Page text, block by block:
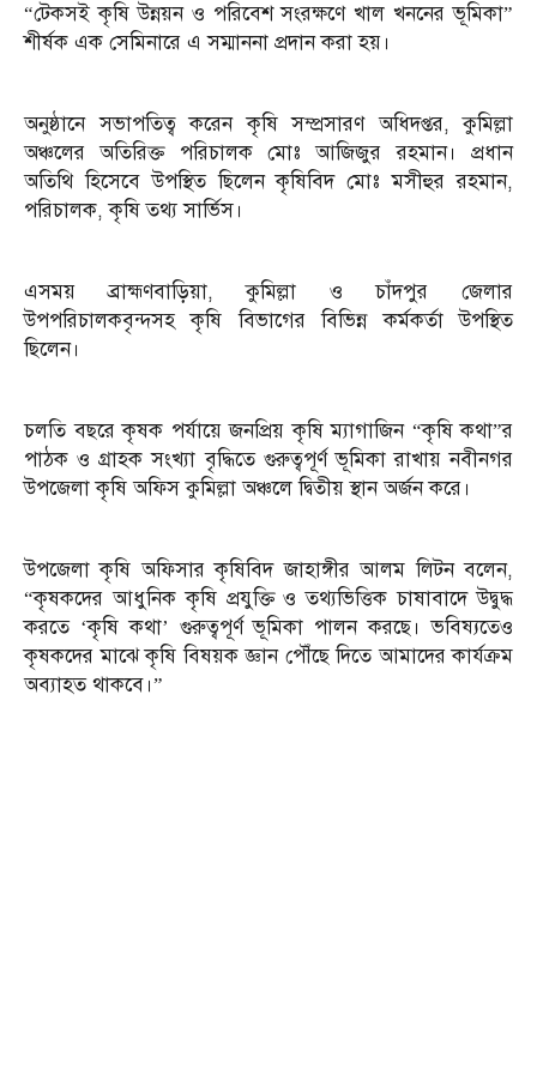
“টেকসই কৃষি উন্নয়ন ও পরিবেশ সংরক্ষণে খাল খননের ভূমিকা”
শীর্ষক এক সেমিনারে এ সম্মাননা প্রদান করা হয়।
অনুষ্ঠানে সভাপতিত্ব করেন কৃষি সম্প্রসারণ অধিদপ্তর, কুমিল্লা
অঞ্চলের অতিরিক্ত পরিচালক মোঃ আজিজুর রহমান। প্রধান
অতিথি হিসেবে উপস্থিত ছিলেন কৃষিবিদ মোঃ মসীহুর রহমান,
পরিচালক, কৃষি তথ্য সার্ভিস।
এসময় ব্রাহ্মণবাড়িয়া, কুমিল্লা ও চাঁদপুর জেলার
উপপরিচালকবৃন্দসহ কৃষি বিভাগের বিভিন্ন কর্মকর্তা উপস্থিত
ছিলেন।
চলতি বছরে কৃষক পর্যায়ে জনপ্রিয় কৃষি ম্যাগাজিন “কৃষি কথা”র
পাঠক ও গ্রাহক সংখ্যা বৃদ্ধিতে গুরুত্বপূর্ণ ভূমিকা রাখায় নবীনগর
উপজেলা কৃষি অফিস কুমিল্লা অঞ্চলে দ্বিতীয় স্থান অর্জন করে।
উপজেলা কৃষি অফিসার কৃষিবিদ জাহাঙ্গীর আলম লিটন বলেন,
“কৃষকদের আধুনিক কৃষি প্রযুক্তি ও তথ্যভিত্তিক চাষাবাদে উদ্বুদ্ধ
করতে ‘কৃষি কথা’ গুরুত্বপূর্ণ ভূমিকা পালন করছে। ভবিষ্যতেও
কৃষকদের মাঝে কৃষি বিষয়ক জ্ঞান পৌঁছে দিতে আমাদের কার্যক্রম
অব্যাহত থাকবে।”